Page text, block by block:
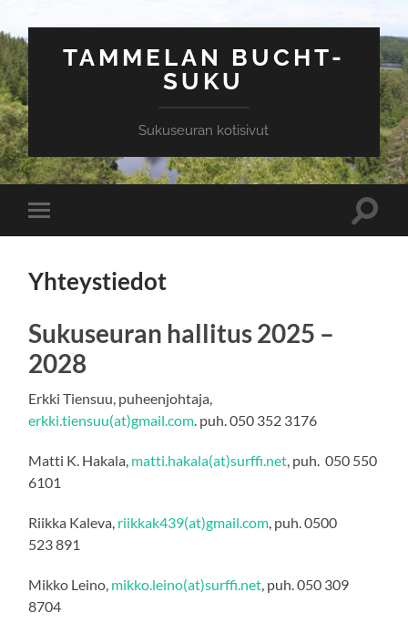
TAMMELAN BUCHT-
SUKU
Sukuseuran kotisivut
Toggle
mobile
Toggle
Yhteystiedot
Sukuseuran hallitus 2025 –
2028
Erkki Tiensuu, puheenjohtaja,
erkki.tiensuu(at)gmail.com . puh. 050 352 3176
Matti K. Hakala, matti.hakala(at)surffi.net , puh. 050 550
6101
Riikka Kaleva, riikkak439(at)gmail.com , puh. 0500
523 891
Mikko Leino, mikko.leino(at)surffi.net , puh. 050 309
8704